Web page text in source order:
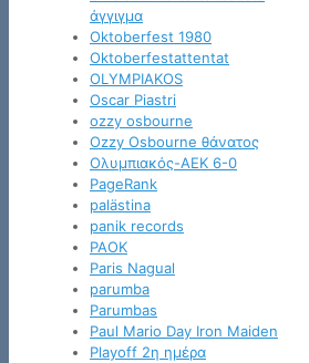
άγγιγμα
Oktoberfest 1980
Oktoberfestattentat
OLYMPIAKOS
Oscar Piastri
ozzy osbourne
Ozzy Osbourne θάνατος
Oλυμπιακός-ΑΕΚ 6-0
PageRank
palästina
panik records
PAOK
Paris Nagual
parumba
Parumbas
Paul Mario Day Iron Maiden
Playoff 2η ημέρα